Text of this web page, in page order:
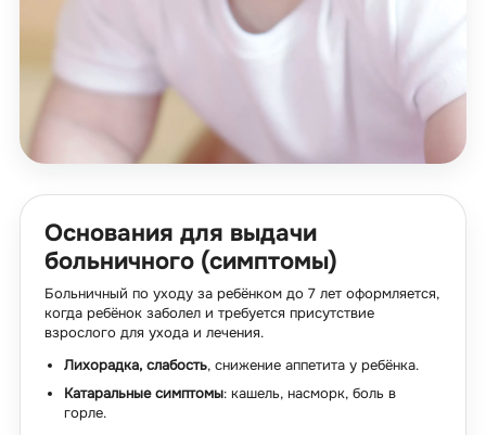
Основания для выдачи
больничного (симптомы)
Больничный по уходу за ребёнком до 7 лет оформляется,
когда ребёнок заболел и требуется присутствие
взрослого для ухода и лечения.
Лихорадка, слабость, снижение аппетита у ребёнка.
Катаральные симптомы: кашель, насморк, боль в
горле.